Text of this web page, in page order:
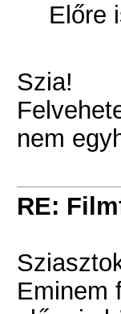
Előre
Szia!
nem
RE:
Eminem